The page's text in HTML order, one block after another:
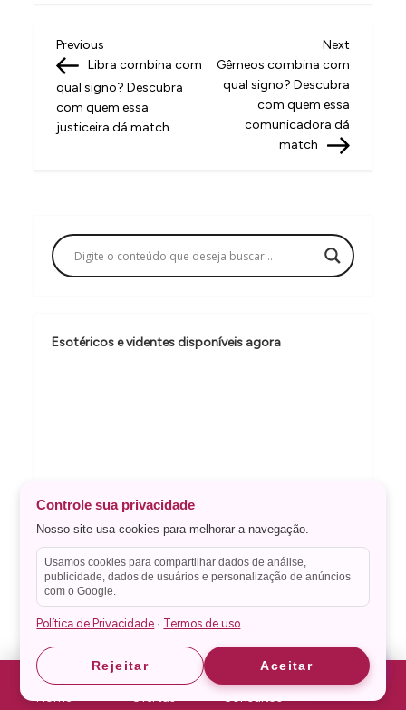
Home Ofertas Consultas
N
a
v
e
ç
ã
o
e
Previous
Post
Previous
Libra combina com
qual signo? Descubra
com quem essa
justiceira dá match
Next
Post
Next
Gêmeos combina com
qual signo? Descubra
com quem essa
comunicadora dá
match
Esotéricos e videntes disponíveis agora
Controle sua privacidade
Nosso site usa cookies para melhorar a navegação.
Usamos cookies para compartilhar dados de análise,
publicidade, dados de usuários e personalização de anúncios
com o Google.
Política de Privacidade · Termos de uso
Rejeitar Aceitar